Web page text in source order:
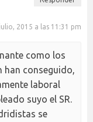
2015 a las 11:31 pm
como los
han conseguido,
laboral
suyo el SR.
se